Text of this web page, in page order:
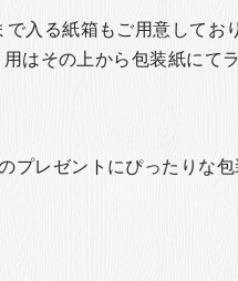
入る紙箱もご用意してお
はその上から包装紙にて
レゼントにぴったりな包